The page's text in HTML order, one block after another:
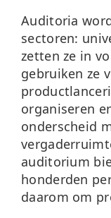
Auditoria
sectoren:
zetten ze in
gebruiken ze
organiseren
onderscheid
auditorium
honderden
daarom om